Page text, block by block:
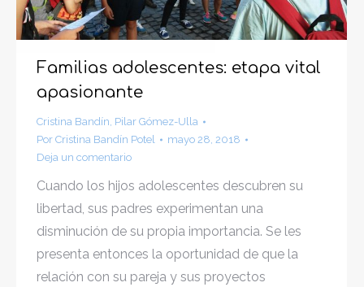
Familias adolescentes: etapa vital
apasionante
Cristina Bandín Pilar Gómez-Ulla
Por Cristina Bandín Potel
mayo 28, 2018
Deja un comentario
Cuando los hijos adolescentes descubren su
libertad, sus padres experimentan una
disminución de su propia importancia. Se les
presenta entonces la oportunidad de que la
relación con su pareja y sus proyectos